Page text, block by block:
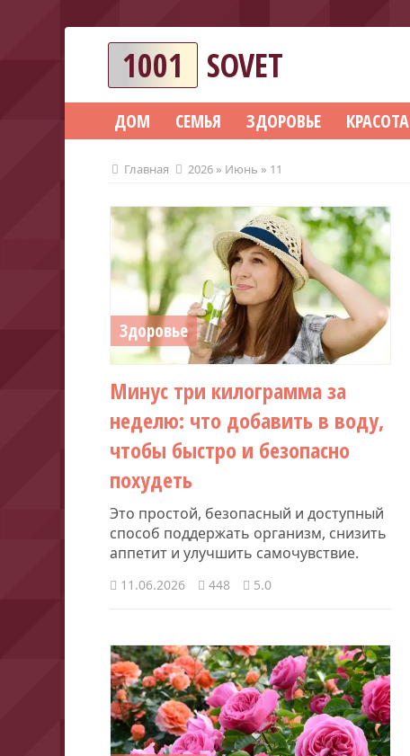
1001 SOVET
ДОМ СЕМЬЯ ЗДОРОВЬЕ КРАСОТА
Главная 2026 » Июнь » 11
Здоровье
Минус три килограмма за
неделю: что добавить в воду,
чтобы быстро и безопасно
похудеть
Это простой, безопасный и доступный
способ поддержать организм, снизить
аппетит и улучшить самочувствие.
11.06.2026 448 5.0